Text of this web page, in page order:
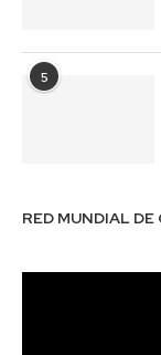
5
RED MUNDIAL